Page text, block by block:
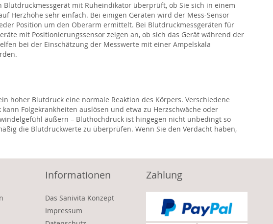
mit Ruheindikator überprüft, ob Sie sich in einem
Herzhöhe sehr einfach. Bei einigen Geräten wird der Mess-Sensor
Position um den Oberarm ermittelt. Bei Blutdruckmessgeräten für
mit Positionierungssensor zeigen an, ob sich das Gerät während der
bei der Einschätzung der Messwerte mit einer Ampelskala
hoher Blutdruck eine normale Reaktion des Körpers. Verschiedene
Folgekrankheiten auslösen und etwa zu Herzschwäche oder
äußern – Bluthochdruck ist hingegen nicht unbedingt so
die Blutdruckwerte zu überprüfen. Wenn Sie den Verdacht haben,
Informationen
Das Sanivita Konzept
Impressum
Zahlung